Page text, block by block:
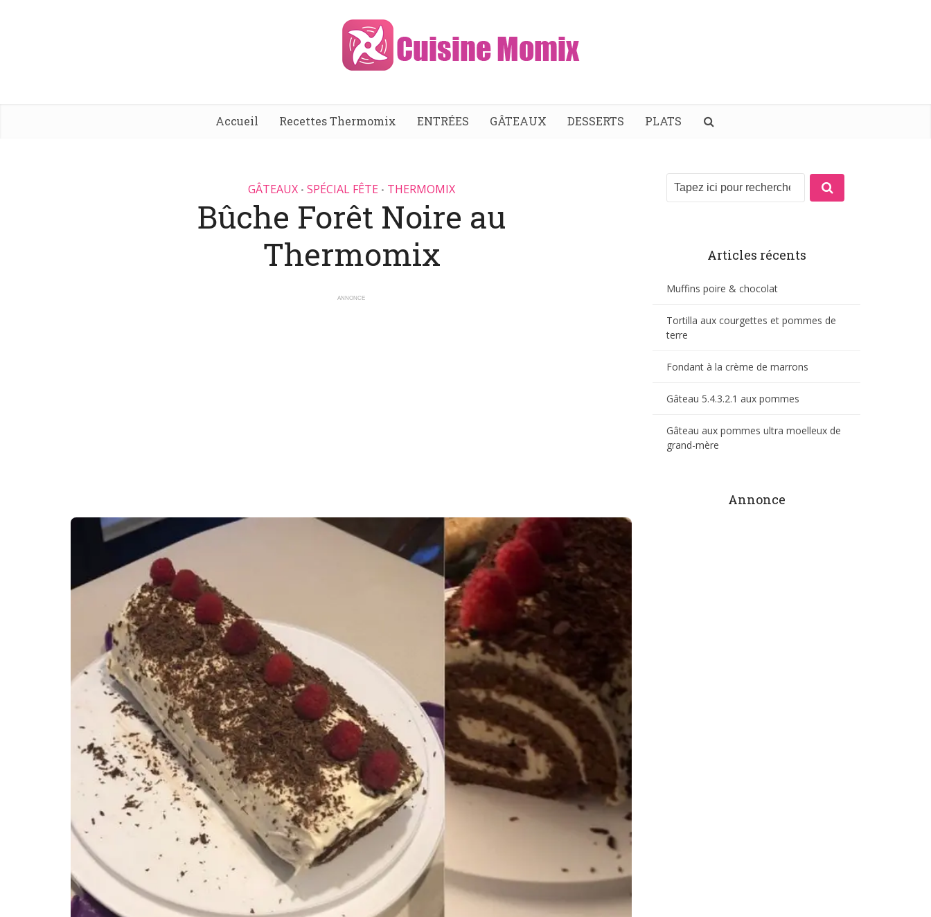
Accueil Recettes Thermomix ENTRÉES GÂTEAUX DESSERTS PLATS
GÂTEAUX • SPÉCIAL FÊTE • THERMOMIX
Bûche Forêt Noire au
Thermomix
ANNONCE
Articles récents
Muffins poire & chocolat
Tortilla aux courgettes et pommes de
terre
Fondant à la crème de marrons
Gâteau 5.4.3.2.1 aux pommes
Gâteau aux pommes ultra moelleux de
grand-mère
Annonce